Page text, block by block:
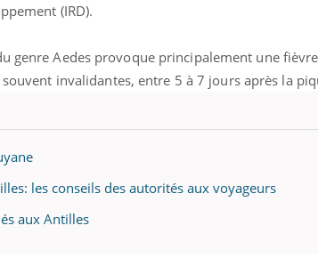
(IRD).
genre Aedes provoque principalement une
invalidantes, entre 5 à 7 jours après la
les conseils des autorités aux voyageurs
aux Antilles